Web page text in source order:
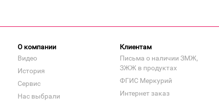
О компании
Видео
История
Сервис
Нас выбрали
Клиентам
Письма о наличии ЗМЖ,
ЗЖЖ в продуктах
ФГИС Меркурий
Интернет заказ